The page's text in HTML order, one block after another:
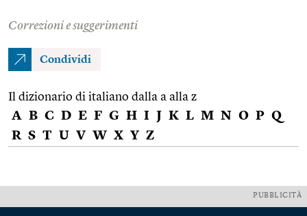
Correzioni e suggerimenti
Condividi
Il dizionario di italiano dalla a alla z
A B C D E F G H I J K L M N O P Q
R S T U V W X Y Z
PUBBLICITÀ